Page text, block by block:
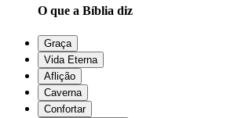
O que a Bíblia diz
Graça
Vida Eterna
Aflição
Caverna
Confortar